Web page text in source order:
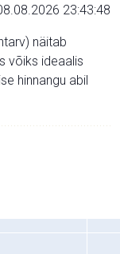
23:43:48
näitab
võiks ideaalis
hinnangu abil